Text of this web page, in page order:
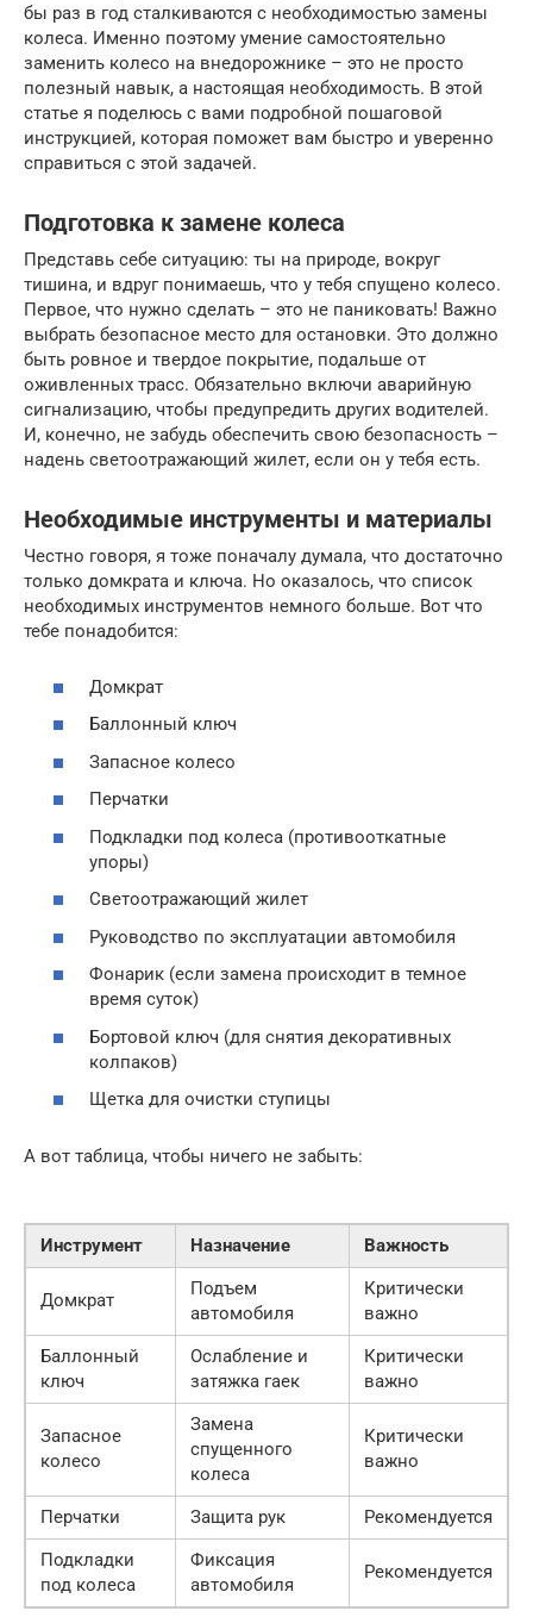
бы раз в год сталкиваются с необходимостью замены
колеса. Именно поэтому умение самостоятельно
заменить колесо на внедорожнике – это не просто
полезный навык, а настоящая необходимость. В этой
статье я поделюсь с вами подробной пошаговой
инструкцией, которая поможет вам быстро и уверенно
справиться с этой задачей.
Подготовка к замене колеса
Представь себе ситуацию: ты на природе, вокруг
тишина, и вдруг понимаешь, что у тебя спущено колесо.
Первое, что нужно сделать – это не паниковать! Важно
выбрать безопасное место для остановки. Это должно
быть ровное и твердое покрытие, подальше от
оживленных трасс. Обязательно включи аварийную
сигнализацию, чтобы предупредить других водителей.
И, конечно, не забудь обеспечить свою безопасность –
надень светоотражающий жилет, если он у тебя есть.
Необходимые инструменты и материалы
Честно говоря, я тоже поначалу думала, что достаточно
только домкрата и ключа. Но оказалось, что список
необходимых инструментов немного больше. Вот что
тебе понадобится:
Домкрат
Баллонный ключ
Запасное колесо
Перчатки
Подкладки под колеса (противооткатные
упоры)
Светоотражающий жилет
Руководство по эксплуатации автомобиля
Фонарик (если замена происходит в темное
время суток)
Бортовой ключ (для снятия декоративных
колпаков)
Щетка для очистки ступицы
А вот таблица, чтобы ничего не забыть:
Инструмент Назначение Важность
Домкрат
Подъем
автомобиля
Критически
важно
Баллонный
ключ
Ослабление и
затяжка гаек
Критически
важно
Запасное
колесо
Замена
спущенного
колеса
Критически
важно
Перчатки Защита рук
Рекомендуется
Подкладки
под колеса
Фиксация
автомобиля
Рекомендуется